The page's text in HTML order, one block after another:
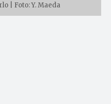
| Foto: Y. Maeda